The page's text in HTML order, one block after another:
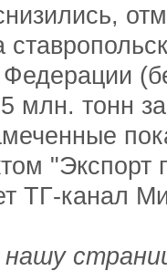
млн. тонн
"Экспорт
ТГ-канал